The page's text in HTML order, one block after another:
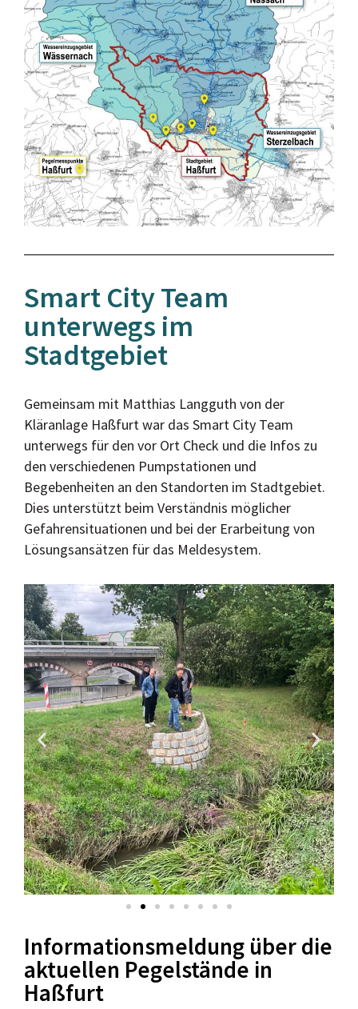
Smart City Team
unterwegs im
Stadtgebiet​
Gemeinsam mit Matthias Langguth von der
Kläranlage Haßfurt war das Smart City Team
unterwegs für den vor Ort Check und die Infos zu
den verschiedenen Pumpstationen und
Begebenheiten an den Standorten im Stadtgebiet.
Dies unterstützt beim Verständnis möglicher
Gefahrensituationen und bei der Erarbeitung von
Lösungsansätzen für das Meldesystem.
Informationsmeldung über die
aktuellen Pegelstände in
Haßfurt